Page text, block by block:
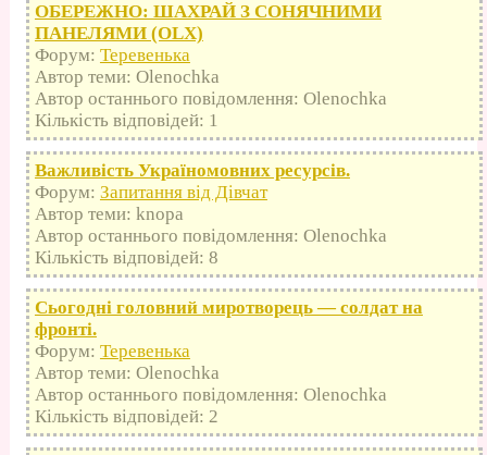
ОБЕРЕЖНО: ШАХРАЙ З СОНЯЧНИМИ
ПАНЕЛЯМИ (OLX)
Форум: Теревенька
Автор теми: Olenochka
Автор останнього повідомлення: Olenochka
Кількість відповідей: 1
Важливість Україномовних ресурсів.
Форум: Запитання від Дівчат
Автор теми: knopa
Автор останнього повідомлення: Olenochka
Кількість відповідей: 8
Сьогодні головний миротворець — солдат на
фронті.
Форум: Теревенька
Автор теми: Olenochka
Автор останнього повідомлення: Olenochka
Кількість відповідей: 2